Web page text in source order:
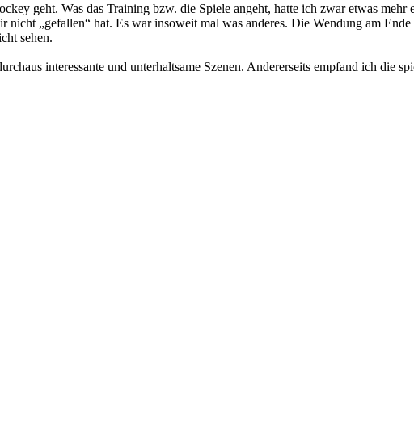
geht. Was das Training bzw. die Spiele angeht, hatte ich zwar etwas
nicht „gefallen“ hat. Es war insoweit mal was anderes. Die Wendung am
sehen.
interessante und unterhaltsame Szenen. Andererseits empfand ich die